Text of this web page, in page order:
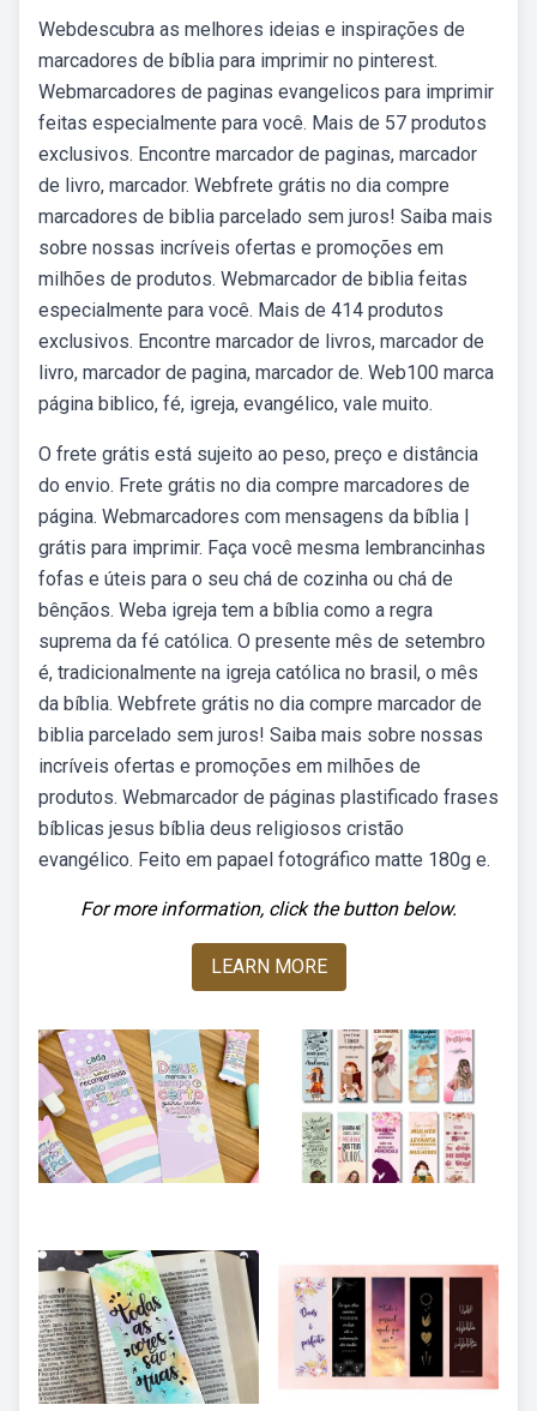
Webdescubra as melhores ideias e inspirações de
marcadores de bíblia para imprimir no pinterest.
Webmarcadores de paginas evangelicos para imprimir
feitas especialmente para você. Mais de 57 produtos
exclusivos. Encontre marcador de paginas, marcador
de livro, marcador. Webfrete grátis no dia compre
marcadores de biblia parcelado sem juros! Saiba mais
sobre nossas incríveis ofertas e promoções em
milhões de produtos. Webmarcador de biblia feitas
especialmente para você. Mais de 414 produtos
exclusivos. Encontre marcador de livros, marcador de
livro, marcador de pagina, marcador de. Web100 marca
página biblico, fé, igreja, evangélico, vale muito.
O frete grátis está sujeito ao peso, preço e distância
do envio. Frete grátis no dia compre marcadores de
página. Webmarcadores com mensagens da bíblia |
grátis para imprimir. Faça você mesma lembrancinhas
fofas e úteis para o seu chá de cozinha ou chá de
bênçãos. Weba igreja tem a bíblia como a regra
suprema da fé católica. O presente mês de setembro
é, tradicionalmente na igreja católica no brasil, o mês
da bíblia. Webfrete grátis no dia compre marcador de
biblia parcelado sem juros! Saiba mais sobre nossas
incríveis ofertas e promoções em milhões de
produtos. Webmarcador de páginas plastificado frases
bíblicas jesus bíblia deus religiosos cristão
evangélico. Feito em papael fotográfico matte 180g e.
For more information, click the button below.
LEARN MORE